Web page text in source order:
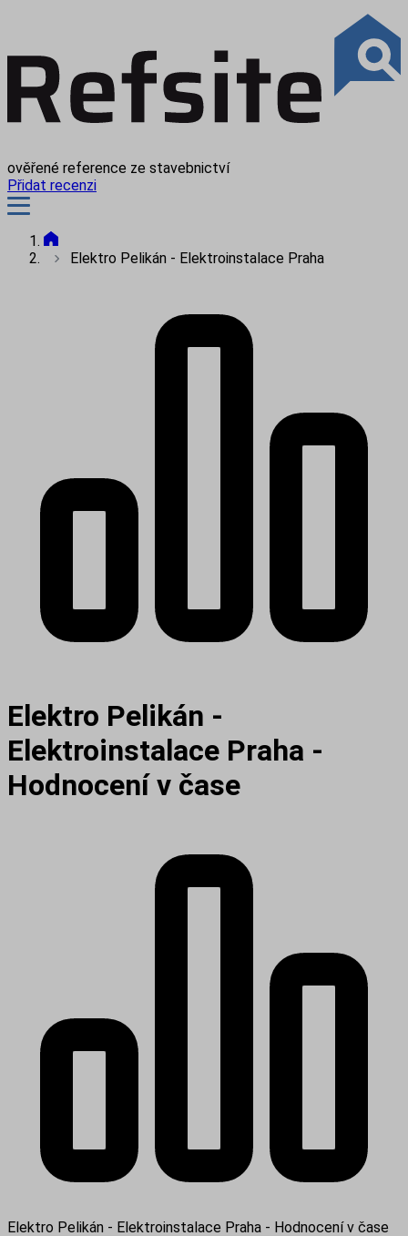
ověřené reference ze stavebnictví
Přidat recenzi
Elektro Pelikán - Elektroinstalace Praha
Elektro Pelikán -
Elektroinstalace Praha -
Hodnocení v čase
Elektro Pelikán - Elektroinstalace Praha - Hodnocení v čase